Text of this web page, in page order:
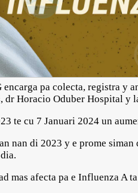
pa colecta, registra y
dr Horacio Oduber Hospital
cu 7 Januari 2024 un
di 2023 y e prome siman
afecta pa e Influenza A